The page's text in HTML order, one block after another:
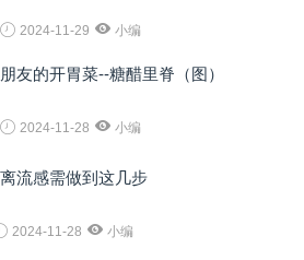
2024-11-29 小编
友的开胃菜--糖醋里脊（图）
2024-11-28 小编
流感需做到这几步
2024-11-28 小编